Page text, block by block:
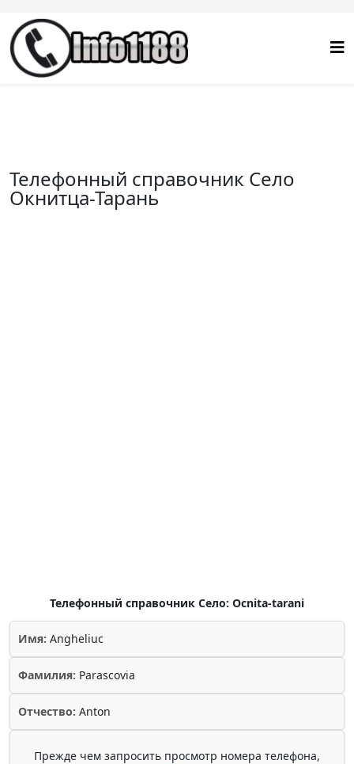
Телефонный справочник Село
Окнитца-Тарань
Телефонный справочник Село: Ocnita-tarani
Имя: Angheliuc
Фамилия: Parascovia
Отчество: Anton
Прежде чем запросить просмотр номера телефона,